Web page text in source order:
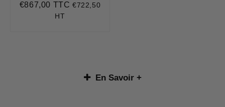
Prix
€867,00 TTC €867,00
€722,50
HT
En Savoir +